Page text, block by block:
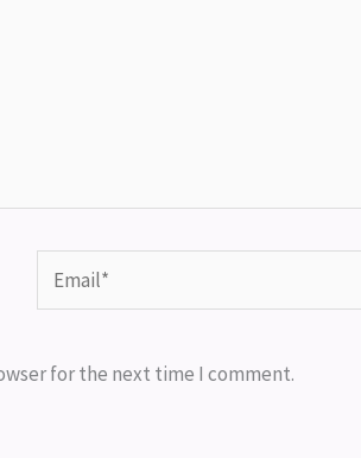
Email*
for the next time I comment.